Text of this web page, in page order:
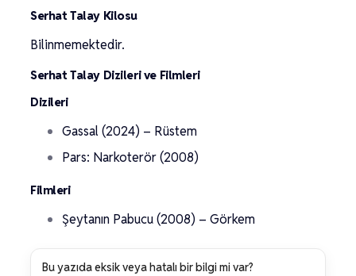
Serhat Talay Kilosu
Bilinmemektedir.
Serhat Talay Dizileri ve Filmleri
Dizileri
Gassal (2024) – Rüstem
Pars: Narkoterör (2008)
Filmleri
Şeytanın Pabucu (2008) – Görkem
Bu yazıda eksik veya hatalı bir bilgi mi var?